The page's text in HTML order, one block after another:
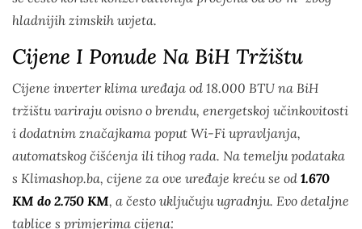
hladnijih zimskih uvjeta.
Cijene I Ponude Na BiH Tržištu
Cijene inverter klima uređaja od 18.000 BTU na BiH
tržištu variraju ovisno o brendu, energetskoj učinkovitosti
i dodatnim značajkama poput Wi-Fi upravljanja,
automatskog čišćenja ili tihog rada. Na temelju podataka
s Klimashop.ba, cijene za ove uređaje kreću se od 1.670
KM do 2.750 KM, a često uključuju ugradnju. Evo detaljne
tablice s primjerima cijena: